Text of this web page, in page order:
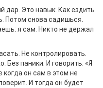
дар. Это навык. Как ездить
Потом снова садишься.
я сам. Никто не держал
Не контролировать.
Без паники. И говорить: «Я
он сам в этом не
И тогда он будет